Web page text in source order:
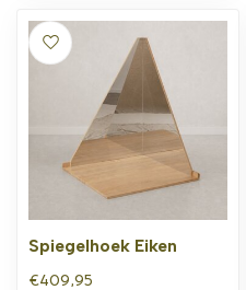
Spiegelhoek Eiken
€409,95